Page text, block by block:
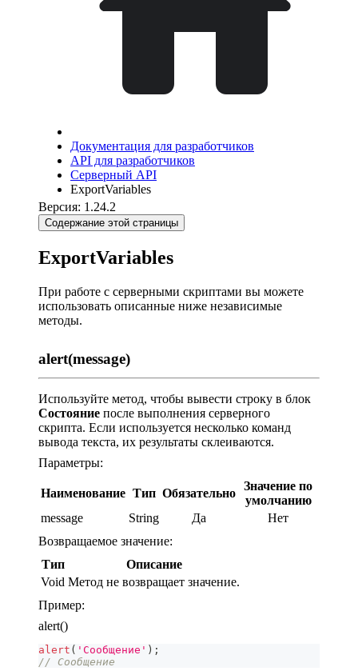
Документация для разработчиков
API для разработчиков
Серверный API
ExportVariables
Версия: 1.24.2
Содержание этой страницы
ExportVariables
При работе с серверными скриптами вы можете
использовать описанные ниже независимые
методы.
alert(message)
Используйте метод, чтобы вывести строку в блок
Состояние после выполнения серверного
скрипта. Если используется несколько команд
вывода текста, их результаты склеиваются.
Параметры:
Наименование Тип Обязательно
Значение по
умолчанию
message
String Да
Нет
Возвращаемое значение:
Тип
Описание
Void Метод не возвращает значение.
Пример:
alert()
alert ( 'Сообщение' ) ;
// Сообщение